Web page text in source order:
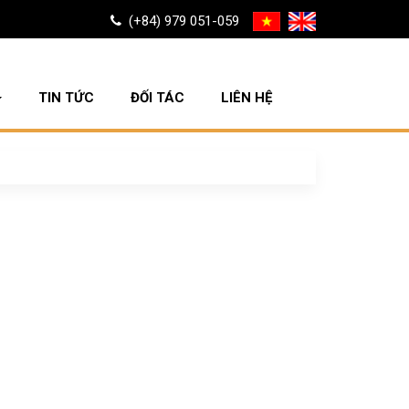
(+84) 979 051-059
TIN TỨC ĐỐI TÁC LIÊN HỆ